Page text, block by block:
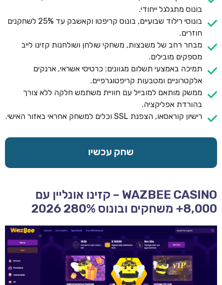
בונוס מתגלגל ייחודי.
בונוסי רילוד שבועיים, בונוס קריפטו וקאשבק עד 25% לשחקנים
חוזרים.
מבחר רחב של משבצות, משחקי שולחן ושולחנות קזינו לייב
מספקים מובילים.
תמיכה באמצעי תשלום מגוונים: כרטיסי אשראי, ארנקים
אלקטרוניים ומטבעות קריפטוגרפיים.
ממשק מותאם למובייל עם חוויית משתמש חלקה ללא צורך
בהורדת אפליקציה.
רישיון קוראסאו, הצפנת SSL וכלים למשחק אחראי באזור האישי.
שחק עכשיו
WAZBEE CASINO – קזינו אונליין עם
8,000+ משחקים ובונוס 280% 2026